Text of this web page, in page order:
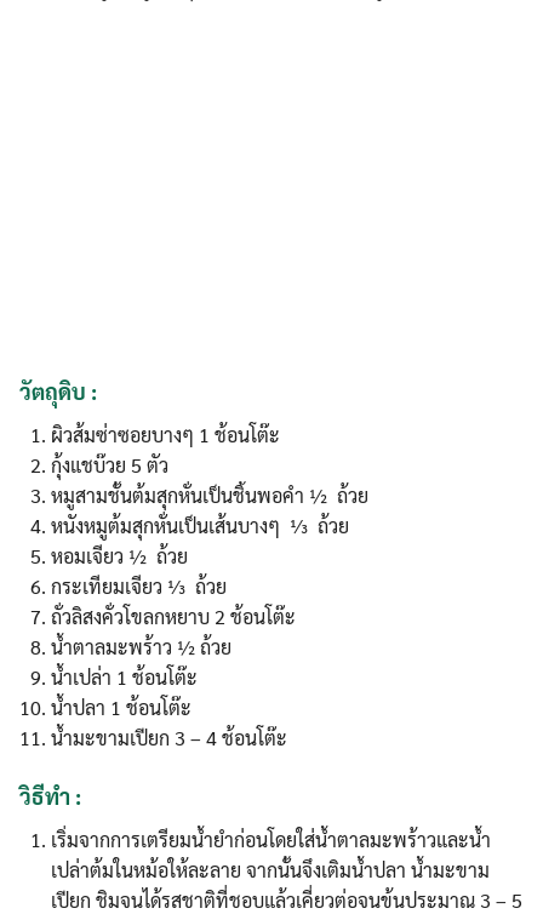
วัตถุดิบ :
ผิวส้มซ่าซอยบางๆ 1 ช้อนโต๊ะ
กุ้งแชบ๊วย 5 ตัว
หมูสามชั้นต้มสุกหั่นเป็นชิ้นพอคำ ½ ถ้วย
หนังหมูต้มสุกหั่นเป็นเส้นบางๆ ⅓ ถ้วย
หอมเจียว ½ ถ้วย
กระเทียมเจียว ⅓ ถ้วย
ถั่วลิสงคั่วโขลกหยาบ 2 ช้อนโต๊ะ
น้ำตาลมะพร้าว ½ ถ้วย
น้ำเปล่า 1 ช้อนโต๊ะ
น้ำปลา 1 ช้อนโต๊ะ
น้ำมะขามเปียก 3 – 4 ช้อนโต๊ะ
วิธีทำ :
เริ่มจากการเตรียมน้ำยำก่อนโดยใส่น้ำตาลมะพร้าวและน้ำ
เปล่าต้มในหม้อให้ละลาย จากนั้นจึงเติมน้ำปลา น้ำมะขาม
เปียก ชิมจนได้รสชาติที่ชอบแล้วเคี่ยวต่อจนข้นประมาณ 3 – 5